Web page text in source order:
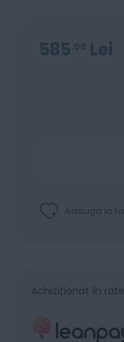
585 00 Lei
Adaugă la
Achiziționat în rate